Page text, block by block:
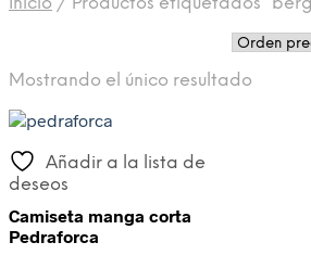
Inicio / Productos etiquetados
Mostrando el único resultado
Añadir a la lista de
deseos
Camiseta manga corta
Pedraforca